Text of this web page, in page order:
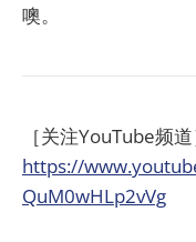
噢。
［关注YouTube频道
https://
QuM0wHLp2vVg